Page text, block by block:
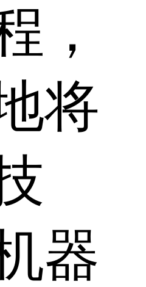
，
将
器